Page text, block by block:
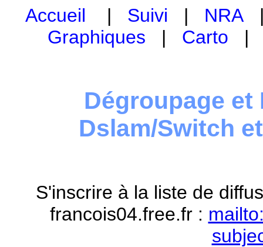
Accueil | Suivi | NRA
Graphiques | Carto
Dégroupage et
Dslam/Switch
S'inscrire à la liste de
francois04.free.fr :